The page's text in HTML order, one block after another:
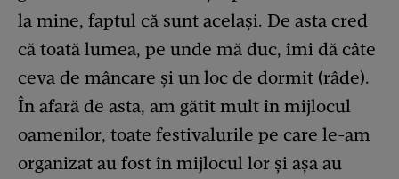
la mine, faptul că sunt același. De asta cred
că toată lumea, pe unde mă duc, îmi dă câte
ceva de mâncare și un loc de dormit (râde).
În afară de asta, am gătit mult în mijlocul
oamenilor, toate festivalurile pe care le-am
organizat au fost în mijlocul lor și așa au